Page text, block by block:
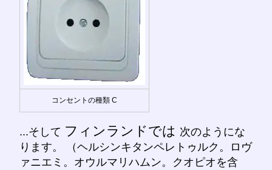
コンセントの種類 C
...そして フィンランドでは 次のようにな
ります。 （ヘルシンキタンペレトゥルク。ロヴ
ァニエミ。オウルマリハムン。クオピオを含